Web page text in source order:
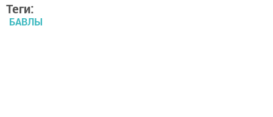
Теги:
БАВЛЫ